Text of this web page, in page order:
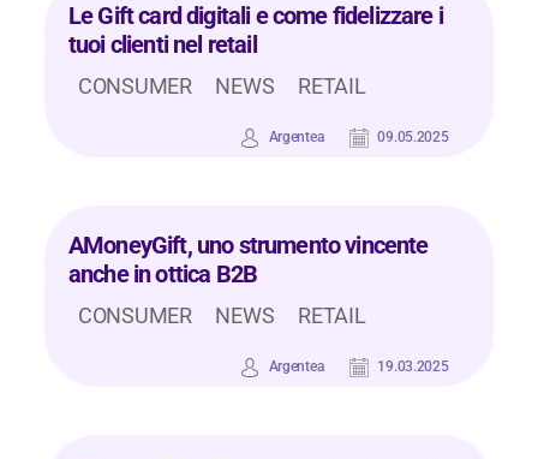
Le Gift card digitali e come fidelizzare i
tuoi clienti nel retail
CONSUMER NEWS RETAIL
Argentea 09.05.2025
AMoneyGift, uno strumento vincente
anche in ottica B2B
CONSUMER NEWS RETAIL
Argentea 19.03.2025